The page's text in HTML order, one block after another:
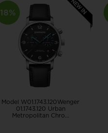
18%
Model W01.1743.120Wenger
01.1743.120 Urban
Metropolitan Chro...